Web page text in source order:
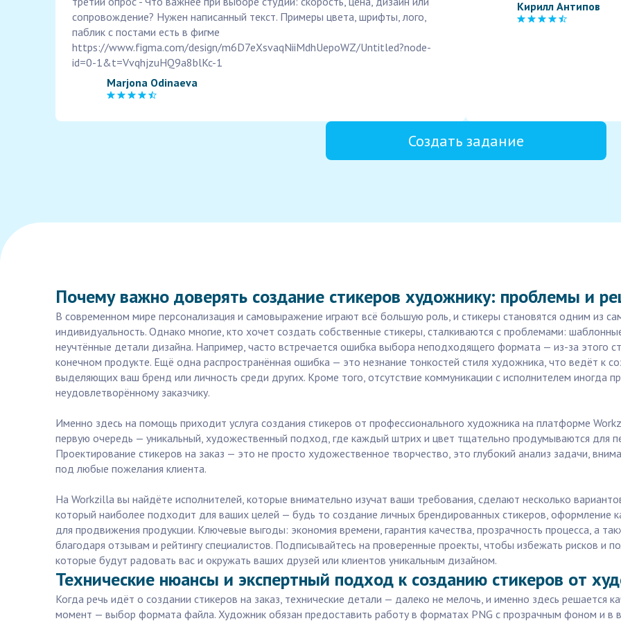
сопровождение? Нужен написанный текст. Примеры цвета, шрифты, лого,
паблик с постами есть в фигме
https://www.figma.com/design/m6D7eXsvaqNiiMdhUepoWZ/Untitled?node-
id=0-1&t=VvqhjzuHQ9a8blKc-1
Marjona Odinaeva
Кирилл Антипов
Создать задание
Почему важно доверять создание стикеров художнику: проблемы и
В современном мире персонализация и самовыражение играют всё большую роль, и стикеры становятся одним из
индивидуальность. Однако многие, кто хочет создать собственные стикеры, сталкиваются с проблемами:
неучтённые детали дизайна. Например, часто встречается ошибка выбора неподходящего формата — из-за этого
конечном продукте. Ещё одна распространённая ошибка — это незнание тонкостей стиля художника, что ведёт к
выделяющих ваш бренд или личность среди других. Кроме того, отсутствие коммуникации с исполнителем иногда
неудовлетворённому заказчику.
Именно здесь на помощь приходит услуга создания стикеров от профессионального художника на платформе
первую очередь — уникальный, художественный подход, где каждый штрих и цвет тщательно продумываются для
Проектирование стикеров на заказ — это не просто художественное творчество, это глубокий анализ задачи,
под любые пожелания клиента.
На Workzilla вы найдёте исполнителей, которые внимательно изучат ваши требования, сделают несколько
который наиболее подходит для ваших целей — будь то создание личных брендированных стикеров, оформление
для продвижения продукции. Ключевые выгоды: экономия времени, гарантия качества, прозрачность процесса, а
благодаря отзывам и рейтингу специалистов. Подписывайтесь на проверенные проекты, чтобы избежать рисков и
которые будут радовать вас и окружать ваших друзей или клиентов уникальным дизайном.
Технические нюансы и экспертный подход к созданию стикеров от
Когда речь идёт о создании стикеров на заказ, технические детали — далеко не мелочь, и именно здесь решается
момент — выбор формата файла. Художник обязан предоставить работу в форматах PNG с прозрачным фоном и в